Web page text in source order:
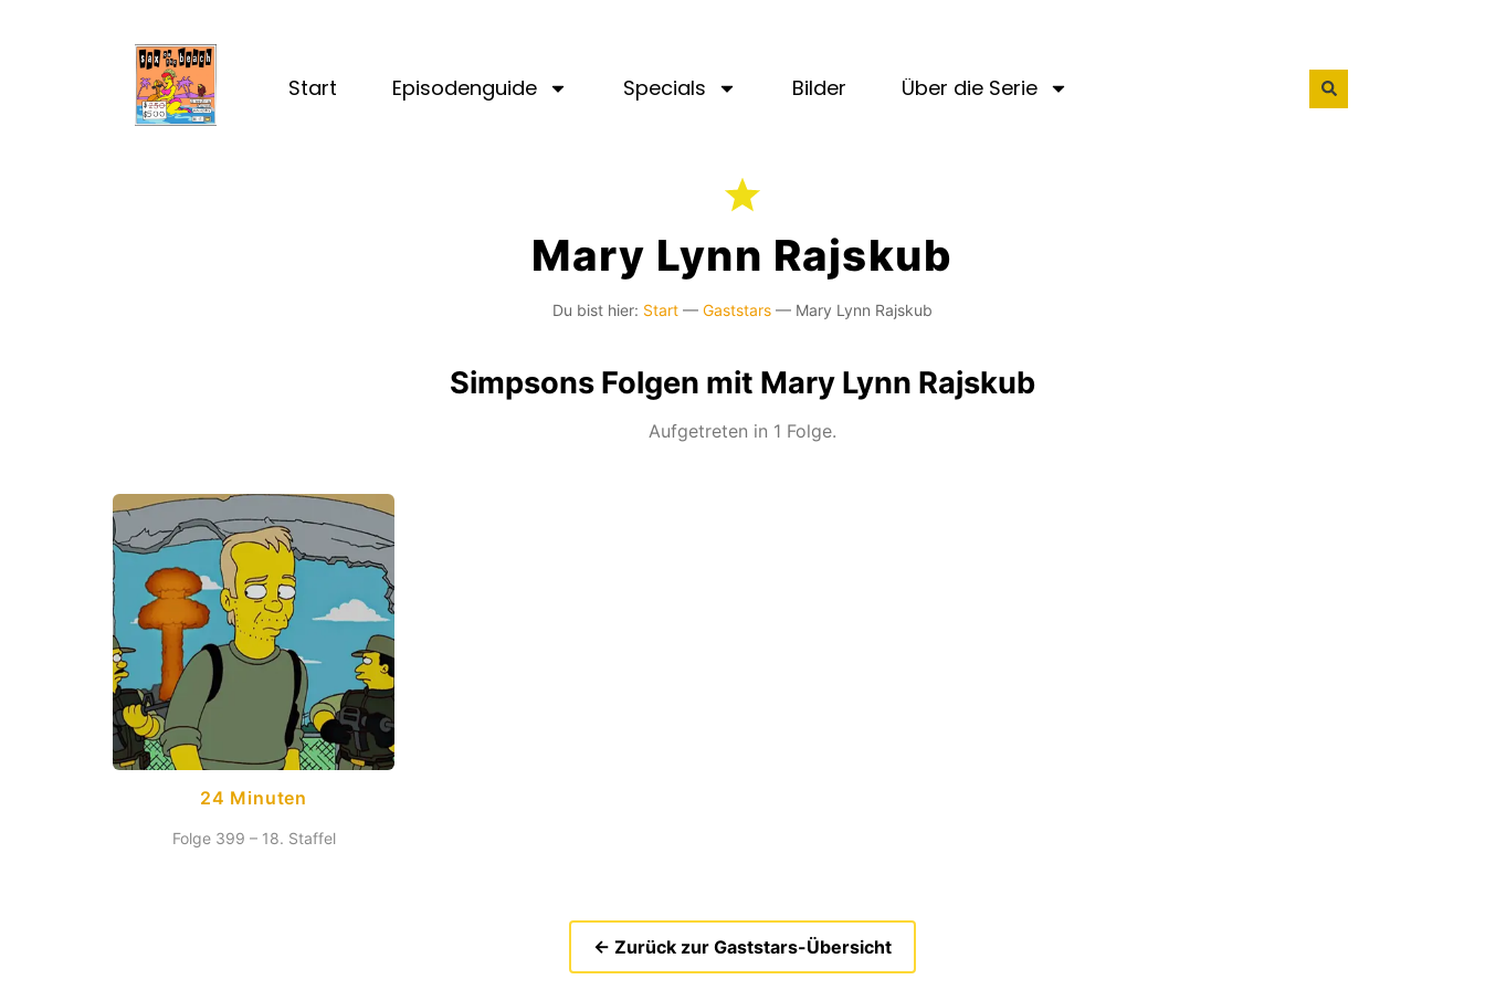
Start Episodenguide Specials Bilder Über die Serie
Mary Lynn Rajskub
Du bist hier: Start — Gaststars — Mary Lynn Rajskub
Simpsons Folgen mit Mary Lynn Rajskub
Aufgetreten in 1 Folge.
24 Minuten
Folge 399 – 18. Staffel
← Zurück zur Gaststars-Übersicht